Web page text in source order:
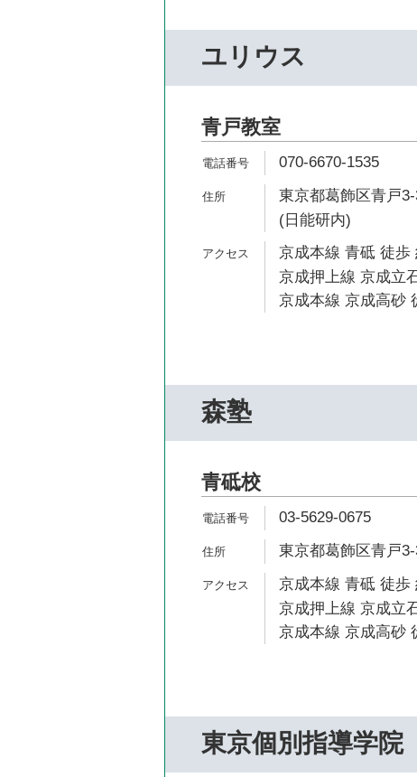
ユリウス
青戸教室
070-6670-1535
東京都葛飾区青戸
(日能研内)
京成本線 青砥 徒歩
京成押上線 京成立
京成本線 京成高砂
森塾
青砥校
03-5629-0675
東京都葛飾区青戸
京成本線 青砥 徒歩
京成押上線 京成立
京成本線 京成高砂
東京個別指導学院